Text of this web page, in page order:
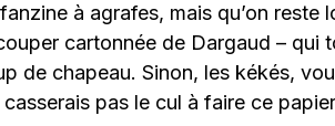
à agrafes, mais qu’on reste
cartonnée de Dargaud – qui
de chapeau. Sinon, les kékés,
casserais pas le cul à faire ce